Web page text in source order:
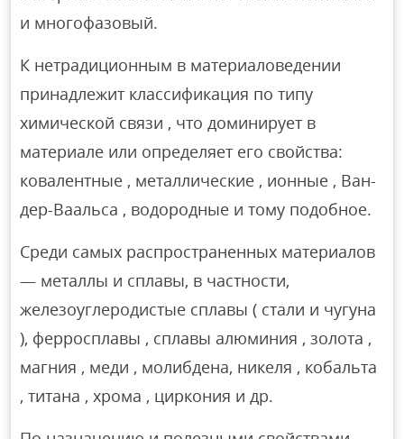
и многофазовый.
К нетрадиционным в материаловедении
принадлежит классификация по типу
химической связи , что доминирует в
материале или определяет его свойства:
ковалентные , металлические , ионные , Ван-
дер-Ваальса , водородные и тому подобное.
Среди самых распространенных материалов
— металлы и сплавы, в частности,
железоуглеродистые сплавы ( стали и чугуна
), ферросплавы , сплавы алюминия , золота ,
магния , меди , молибдена, никеля , кобальта
, титана , хрома , циркония и др.